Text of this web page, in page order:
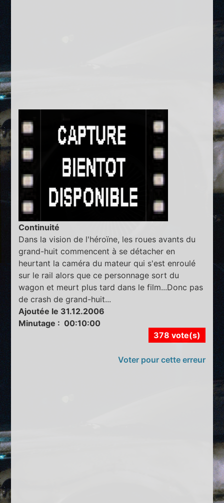
Continuité
Dans la vision de l'héroïne, les roues avants du
grand-huit commencent à se détacher en
heurtant la caméra du mateur qui s'est enroulé
sur le rail alors que ce personnage sort du
wagon et meurt plus tard dans le film...Donc pas
de crash de grand-huit...
Ajoutée le 31.12.2006
Minutage : 00:10:00
378 vote(s)
Voter pour cette erreur